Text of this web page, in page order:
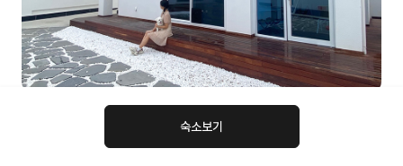
- 체크인 15:00 / 체크아웃 11:00
숙소보기